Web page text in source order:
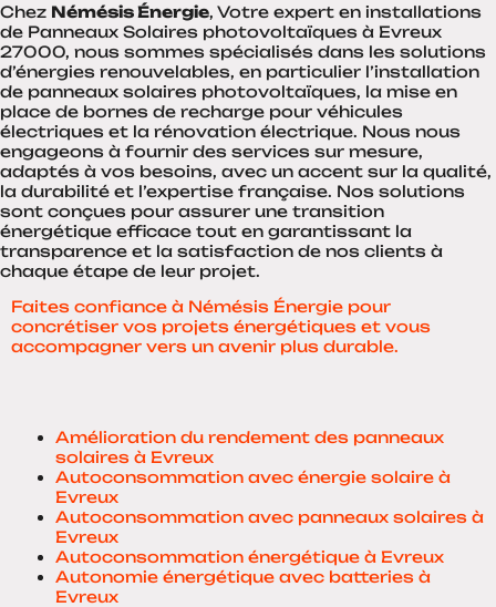
Chez Némésis Énergie, Votre expert en installations
de Panneaux Solaires photovoltaïques à Evreux
27000, nous sommes spécialisés dans les solutions
d’énergies renouvelables, en particulier l’installation
de panneaux solaires photovoltaïques, la mise en
place de bornes de recharge pour véhicules
électriques et la rénovation électrique. Nous nous
engageons à fournir des services sur mesure,
adaptés à vos besoins, avec un accent sur la qualité,
la durabilité et l’expertise française. Nos solutions
sont conçues pour assurer une transition
énergétique efficace tout en garantissant la
transparence et la satisfaction de nos clients à
chaque étape de leur projet.
Faites confiance à Némésis Énergie pour
concrétiser vos projets énergétiques et vous
accompagner vers un avenir plus durable.
Amélioration du rendement des panneaux
solaires à Evreux
Autoconsommation avec énergie solaire à
Evreux
Autoconsommation avec panneaux solaires à
Evreux
Autoconsommation énergétique à Evreux
Autonomie énergétique avec batteries à
Evreux